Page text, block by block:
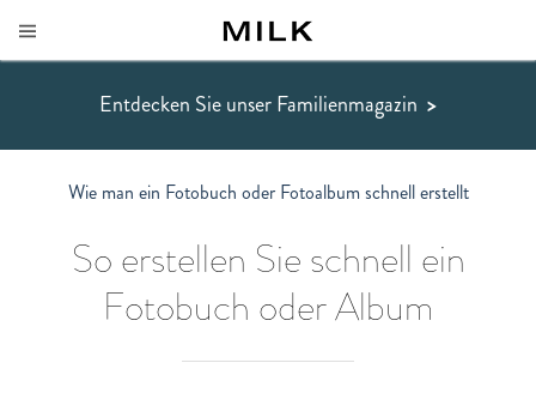
Entdecken Sie unser Familienmagazin >
Wie man ein Fotobuch oder Fotoalbum schnell erstellt
So erstellen Sie schnell ein
Fotobuch oder Album